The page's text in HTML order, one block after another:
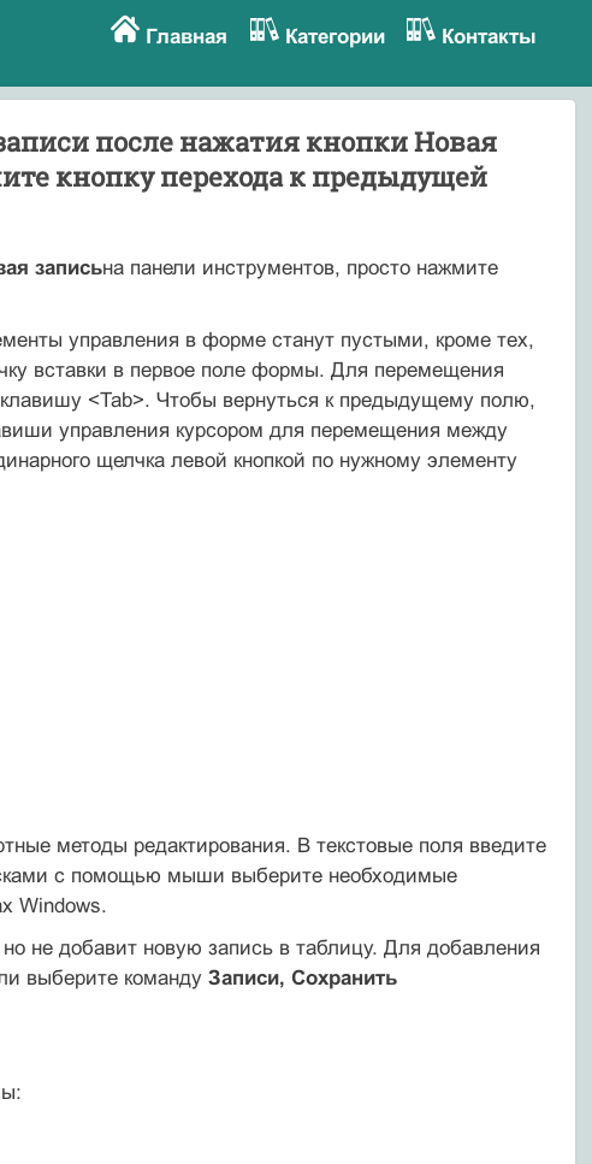
Главная Категории Контакты
после нажатия кнопки Новая
кнопку перехода к предыдущей
записьна панели инструментов, просто нажмите
управления в форме станут пустыми, кроме тех,
вставки в первое поле формы. Для перемещения
<Таb>. Чтобы вернуться к предыдущему полю,
управления курсором для перемещения между
щелчка левой кнопкой по нужному элементу
методы редактирования. В текстовые поля введите
с помощью мыши выберите необходимые
Windows.
не добавит новую запись в таблицу. Для добавления
выберите команду Записи, Сохранить